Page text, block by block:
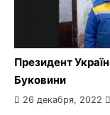
Президент
Буковини
26 декабря, 2022